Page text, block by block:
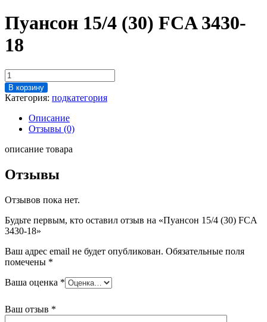
Пуансон 15/4 (30) FCA 3430-
18
Количество
товара
Пуансон
(30)
FCA
18
В корзину
Категория: подкатегория
Описание
Отзывы (0)
описание товара
Отзывы
Отзывов пока нет.
Будьте первым, кто оставил отзыв на «Пуансон 15/4 (30) FCA
3430-18»
Ваш адрес email не будет опубликован. Обязательные поля
помечены *
Ваша оценка *
Ваш отзыв *